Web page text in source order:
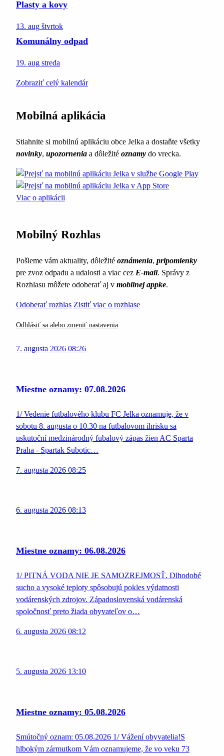
Plasty a kovy
13. aug štvrtok
Komunálny odpad
19. aug streda
Zobraziť celý kalendár
Mobilná aplikácia
Stiahnite si mobilnú aplikáciu obce Jelka a dostaňte všetky
novinky, upozornenia a dôležité oznamy do vrecka.
Viac o aplikácii
Mobilný Rozhlas
Pošleme vám aktuality, dôležité oznámenia, pripomienky
pre zvoz odpadu a udalosti a viac cez E-mail. Správy z
Rozhlasu môžete odoberať aj v mobilnej appke.
Odoberať rozhlas Zistiť viac o rozhlase
Odhlásiť sa alebo zmeniť nastavenia
7. augusta 2026 08:26
Miestne oznamy: 07.08.2026
1/ Vedenie futbalového klubu FC Jelka oznamuje, že v
sobotu 8. augusta o 10.30 na futbalovom ihrisku sa
uskutoční medzinárodný fubalový zápas žien AC Sparta
Praha - Spartak Subotic…
7. augusta 2026 08:25
6. augusta 2026 08:13
Miestne oznamy: 06.08.2026
1/ PITNÁ VODA NIE JE SAMOZREJMOSŤ. Dlhodobé
sucho a vysoké teploty spôsobujú pokles výdatnosti
vodárenských zdrojov. Západoslovenská vodárenská
spoločnosť preto žiada obyvateľov o…
6. augusta 2026 08:12
5. augusta 2026 13:10
Miestne oznamy: 05.08.2026
Smútočný oznam: 05.08.2026 1/ Vážení obyvatelia!S
hlbokým zármutkom Vám oznamujeme, že vo veku 73